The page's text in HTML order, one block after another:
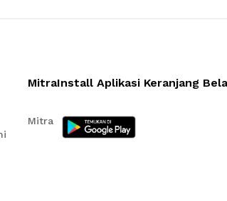
Mitra
Mitra
Install Aplikasi Keranjang